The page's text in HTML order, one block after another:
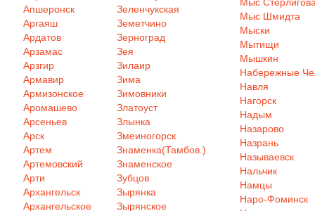
Апшеронск
Аргаяш
Ардатов
Арзамас
Арзгир
Армавир
Армизонское
Аромашево
Арсеньев
Арск
Артем
Артемовский
Арти
Архангельск
Архангельское
Зеленчукская
Земетчино
Зерноград
Зея
Зилаир
Зима
Зимовники
Златоуст
Злынка
Змеиногорск
Знаменка(Тамбов.)
Знаменское
Зубцов
Зырянка
Зырянское
Мыс Шмидта
Мыски
Мытищи
Мышкин
Набережные
Навля
Нагорск
Надым
Назарово
Назрань
Называевск
Нальчик
Намцы
Наро-Фоминск